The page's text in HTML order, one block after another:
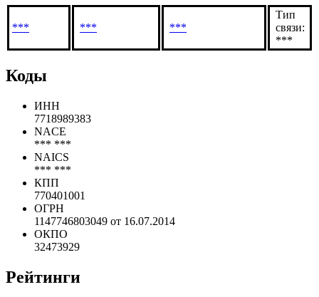
*** *** ***
Тип
связи:
***
Коды
ИНН
7718989383
NACE
*** ***
NAICS
*** ***
КПП
770401001
ОГРН
1147746803049 от 16.07.2014
ОКПО
32473929
Рейтинги